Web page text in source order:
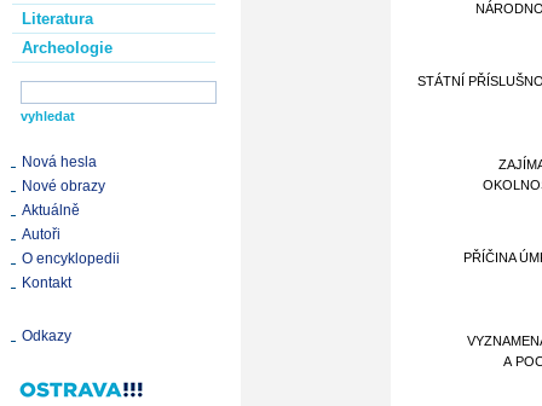
Literatura
Archeologie
Nová hesla
Nové obrazy
Aktuálně
Autoři
O encyklopedii
Kontakt
Odkazy
STÁTNÍ
PŘÍČINA
A